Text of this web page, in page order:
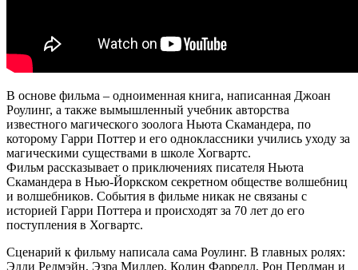
В основе фильма – одноименная книга, написанная Джоан
Роулинг, а также вымышленный учебник авторства
известного магического зоолога Ньюта Скамандера, по
которому Гарри Поттер и его одноклассники учились уходу за
магическими существами в школе Хогвартс.
Фильм рассказывает о приключениях писателя Ньюта
Скамандера в Нью-Йоркском секретном обществе волшебниц
и волшебников. События в фильме никак не связаны с
историей Гарри Поттера и происходят за 70 лет до его
поступления в Хогвартс.
Сценарий к фильму написала сама Роулинг. В главных ролях:
Эдди Редмэйн, Эзра Миллер, Колин Фаррелл, Рон Перлман и